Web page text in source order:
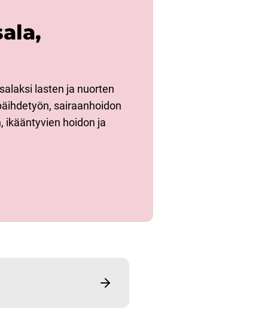
lasten ja nuorten
sairaanhoidon
ikääntyvien hoidon ja